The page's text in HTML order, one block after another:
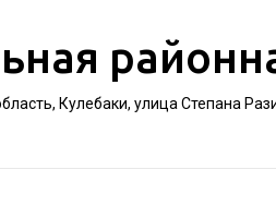
Кулебаки, улица Степана